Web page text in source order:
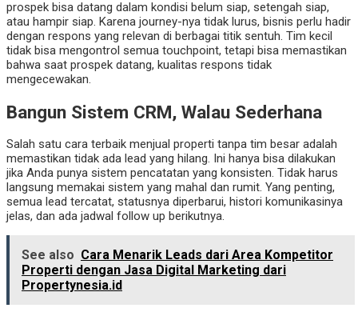
prospek bisa datang dalam kondisi belum siap, setengah siap,
atau hampir siap. Karena journey-nya tidak lurus, bisnis perlu hadir
dengan respons yang relevan di berbagai titik sentuh. Tim kecil
tidak bisa mengontrol semua touchpoint, tetapi bisa memastikan
bahwa saat prospek datang, kualitas respons tidak
mengecewakan.
Bangun Sistem CRM, Walau Sederhana
Salah satu cara terbaik menjual properti tanpa tim besar adalah
memastikan tidak ada lead yang hilang. Ini hanya bisa dilakukan
jika Anda punya sistem pencatatan yang konsisten. Tidak harus
langsung memakai sistem yang mahal dan rumit. Yang penting,
semua lead tercatat, statusnya diperbarui, histori komunikasinya
jelas, dan ada jadwal follow up berikutnya.
See also Cara Menarik Leads dari Area Kompetitor
Properti dengan Jasa Digital Marketing dari
Propertynesia.id